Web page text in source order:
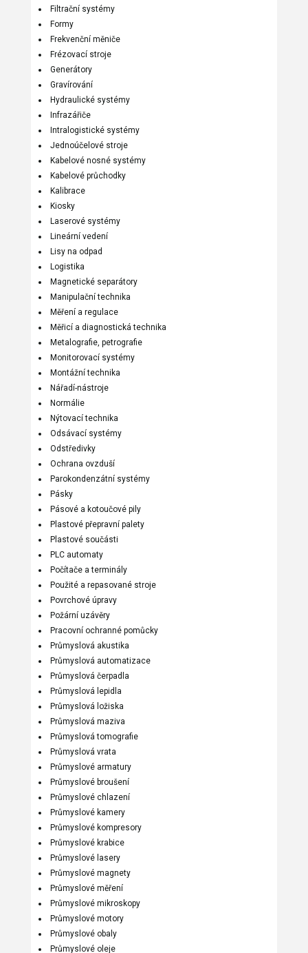
Filtrační systémy
Formy
Frekvenční měniče
Frézovací stroje
Generátory
Gravírování
Hydraulické systémy
Infrazářiče
Intralogistické systémy
Jednoúčelové stroje
Kabelové nosné systémy
Kabelové průchodky
Kalibrace
Kiosky
Laserové systémy
Lineární vedení
Lisy na odpad
Logistika
Magnetické separátory
Manipulační technika
Měření a regulace
Měřicí a diagnostická technika
Metalografie, petrografie
Monitorovací systémy
Montážní technika
Nářadí-nástroje
Normálie
Nýtovací technika
Odsávací systémy
Odstředivky
Ochrana ovzduší
Parokondenzátní systémy
Pásky
Pásové a kotoučové pily
Plastové přepravní palety
Plastové součásti
PLC automaty
Počítače a terminály
Použité a repasované stroje
Povrchové úpravy
Požární uzávěry
Pracovní ochranné pomůcky
Průmyslová akustika
Průmyslová automatizace
Průmyslová čerpadla
Průmyslová lepidla
Průmyslová ložiska
Průmyslová maziva
Průmyslová tomografie
Průmyslová vrata
Průmyslové armatury
Průmyslové broušení
Průmyslové chlazení
Průmyslové kamery
Průmyslové kompresory
Průmyslové krabice
Průmyslové lasery
Průmyslové magnety
Průmyslové měření
Průmyslové mikroskopy
Průmyslové motory
Průmyslové obaly
Průmyslové oleje